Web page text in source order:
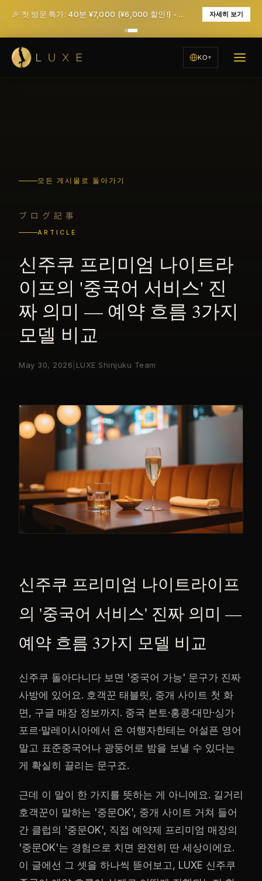
🎉 첫 방문 특가: 40분 ¥7,000 (¥6,000 할인!) - 세금 및 서비스 요금 포함 자세히 보기
KO
모든 게시물로 돌아가기
ブログ記事
ARTICLE
신주쿠 프리미엄 나이트라
이프의 '중국어 서비스' 진
짜 의미 — 예약 흐름 3가지
모델 비교
May 30, 2026 LUXE Shinjuku Team
신주쿠 프리미엄 나이트라이프
의 '중국어 서비스' 진짜 의미 —
예약 흐름 3가지 모델 비교
신주쿠 돌아다니다 보면 '중국어 가능' 문구가 진짜
사방에 있어요. 호객꾼 태블릿, 중개 사이트 첫 화
면, 구글 매장 정보까지. 중국 본토·홍콩·대만·싱가
포르·말레이시아에서 온 여행자한테는 어설픈 영어
말고 표준중국어나 광둥어로 밤을 보낼 수 있다는
게 확실히 끌리는 문구죠.
근데 이 말이 한 가지를 뜻하는 게 아니에요. 길거리
호객꾼이 말하는 '중문OK', 중개 사이트 거쳐 들어
간 클럽의 '중문OK', 직접 예약제 프리미엄 매장의
'중문OK'는 경험으로 치면 완전히 딴 세상이에요.
이 글에선 그 셋을 하나씩 뜯어보고, LUXE 신주쿠